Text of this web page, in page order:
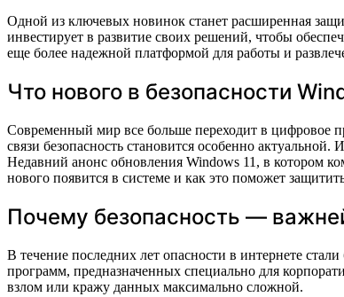
Одной из ключевых новинок станет расширенная
инвестирует в развитие своих решений, чтобы
еще более надежной платформой для работы и
Что нового в безопасности
Современный мир все больше переходит в цифровое
связи безопасность становится особенно
Недавний анонс обновления Windows 11, в котором
нового появится в системе и как это поможет
Почему безопасность —
В течение последних лет опасности в интернете
программ, предназначенных специально для
взлом или кражу данных максимально сложной.